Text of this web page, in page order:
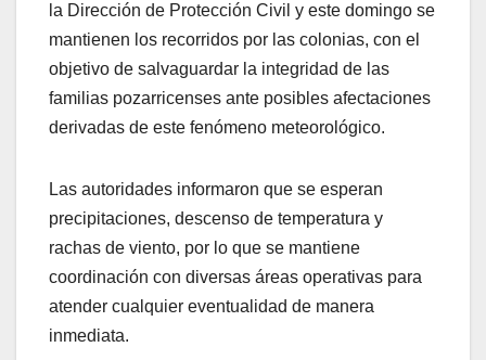
la Dirección de Protección Civil y este domingo se
mantienen los recorridos por las colonias, con el
objetivo de salvaguardar la integridad de las
familias pozarricenses ante posibles afectaciones
derivadas de este fenómeno meteorológico.
Las autoridades informaron que se esperan
precipitaciones, descenso de temperatura y
rachas de viento, por lo que se mantiene
coordinación con diversas áreas operativas para
atender cualquier eventualidad de manera
inmediata.